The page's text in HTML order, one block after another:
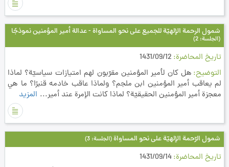
شمول الرحمة الإلهيّة للجميع على نحو المساواة - عدالة أمير المؤمنين نموذجًا
(الجلسة: 2)
تاريخ المحاضرة 1431/09/12
التوضيح هل كان لأمير المؤمنين مقرّبون لهم امتيازات سياسيّة؟ لماذا
لم يعاقب أمير المؤمنين ابن ملجم؟ ولماذا عاقب خادمه قنبرًا؟ ما هي
معجزة أمير المؤمنين الحقيقيّة؟ لماذا كانت الإمرة عند أمير... المزيد
شمول الرّحمة الإلهيّة على نحو المساواة(الجلسة: 3)
تاريخ المحاضرة 1431/09/14